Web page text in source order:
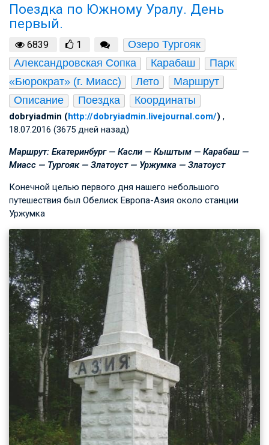
Поездка по Южному Уралу. День
первый.
6839 1
Озеро Тургояк
Александровская Сопка
Карабаш
Парк
«Бюрократ» (г. Миасс)
Лето
Маршрут
Описание
Поездка Координаты
dobryiadmin (http://dobryiadmin.livejournal.com/) ,
18.07.2016 (3675 дней назад)
Маршрут: Екатеринбург — Касли — Кыштым — Карабаш —
Миасс — Тургояк — Златоуст — Уржумка — Златоуст
Конечной целью первого дня нашего небольшого
путешествия был Обелиск Европа-Азия около станции
Уржумка